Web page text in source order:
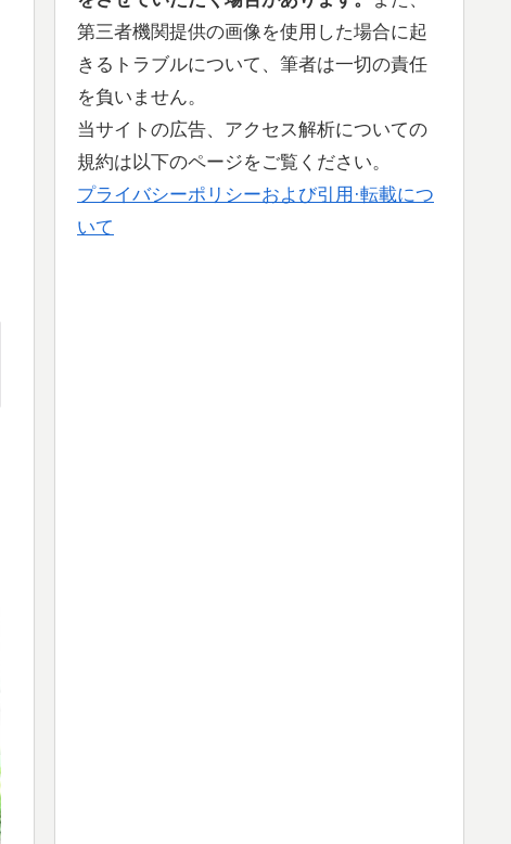
第三者機関提供の画像を使用した場合に起
きるトラブルについて、筆者は一切の責任
を負いません。
当サイトの広告、アクセス解析についての
規約は以下のページをご覧ください。
プライバシーポリシーおよび引用·転載につ
いて